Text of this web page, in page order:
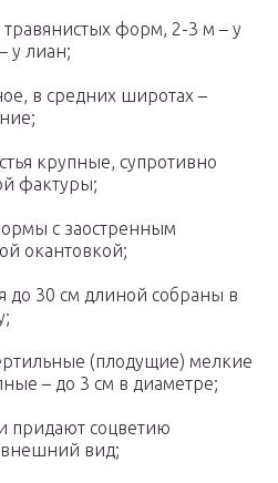
травянистых форм, 2-3 м – у
у лиан;
в средних широтах –
крупные, супротивно
фактуры;
с заостренным
окантовкой;
до 30 см длиной собраны в
(плодущие) мелкие
– до 3 см в диаметре;
придают соцветию
вид;